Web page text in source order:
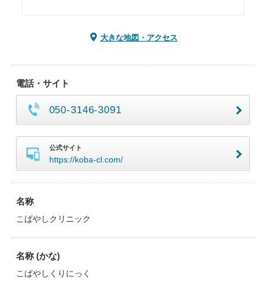
大きな地図・アクセス
電話・サイト
050-3146-3091
公式サイト
https://koba-cl.com/
名称
こばやしクリニック
名称 (かな)
こばやしくりにっく